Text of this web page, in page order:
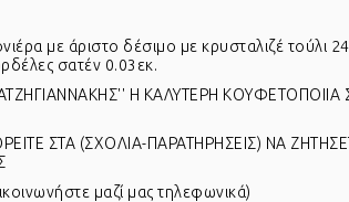
με άριστο δέσιμο με κρυσταλιζέ
σατέν 0.03εκ.
Η ΚΑΛΥΤΕΡΗ ΚΟΥΦΕΤΟΠΟΙΙΑ
ΣΤΑ (ΣΧΟΛΙΑ-ΠΑΡΑΤΗΡΗΣΕΙΣ) ΝΑ
μαζί μας τηλεφωνικά)